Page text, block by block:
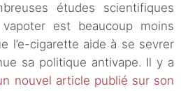
études scientifiques
est beaucoup moins
l’e-cigarette aide à se sevrer
sa politique antivape. Il y a
nouvel article publié sur son